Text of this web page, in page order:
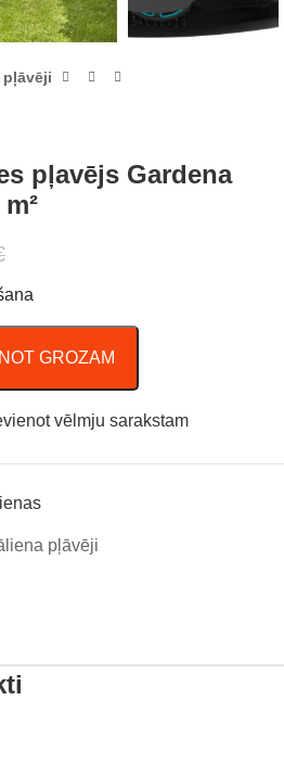
pļāvēji
pļavējs Gardena
GROZAM
vēlmju sarakstam
pļāvēji